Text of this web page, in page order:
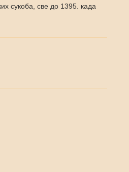
сукоба, све до 1395. када